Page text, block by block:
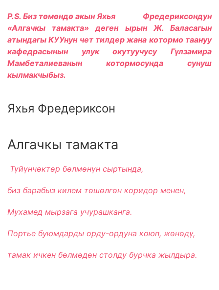
P.S. Биз төмөндө акын Яхья Фредериксондун
«Алгачкы тамакта» деген ырын Ж. Баласагын
атындагы КУУнун чет тилдер жана котормо таануу
кафедрасынын улук окутуучусу Гүлзамира
Мамбеталиеванын котормосунда сунуш
кылмакчыбыз.
Яхья Фредериксон
Алгачкы тамакта
Түйүнчөктөр бөлмөнүн сыртында,
биз барабыз килем төшөлгөн коридор менен,
Мухамед мырзага учурашканга.
Портье буюмдарды орду-ордуна коюп, жөнөдү,
тамак ичкен бөлмөдөн столду бурчка жылдыра.